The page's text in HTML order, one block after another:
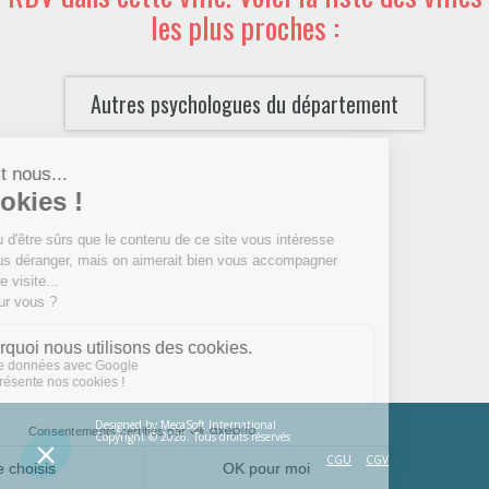
les plus proches :
Autres psychologues du département
Designed by MecaSoft International
Copyright © 2026. Tous droits réservés
CGU
CGV